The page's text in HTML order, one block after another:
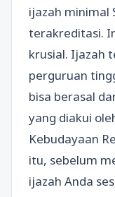
ijazah minimal
terakreditasi.
krusial. Ijazah
perguruan
bisa berasal
yang diakui
Kebudayaan
itu, sebelum
ijazah Anda